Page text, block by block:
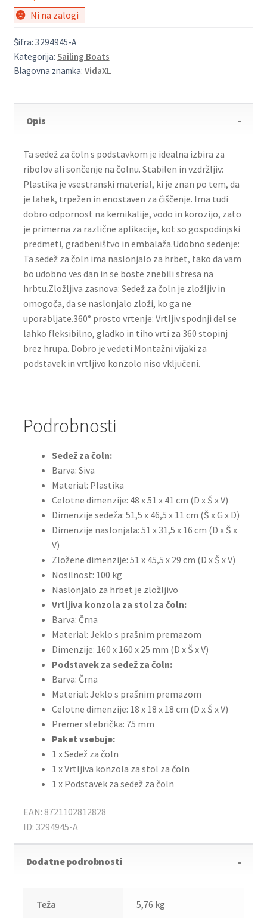
Ni na zalogi
Šifra: 3294945-A
Kategorija: Sailing Boats
Blagovna znamka: VidaXL
Opis
Ta sedež za čoln s podstavkom je idealna izbira za
ribolov ali sončenje na čolnu. Stabilen in vzdržljiv:
Plastika je vsestranski material, ki je znan po tem, da
je lahek, trpežen in enostaven za čiščenje. Ima tudi
dobro odpornost na kemikalije, vodo in korozijo, zato
je primerna za različne aplikacije, kot so gospodinjski
predmeti, gradbeništvo in embalaža.Udobno sedenje:
Ta sedež za čoln ima naslonjalo za hrbet, tako da vam
bo udobno ves dan in se boste znebili stresa na
hrbtu.Zložljiva zasnova: Sedež za čoln je zložljiv in
omogoča, da se naslonjalo zloži, ko ga ne
uporabljate.360° prosto vrtenje: Vrtljiv spodnji del se
lahko fleksibilno, gladko in tiho vrti za 360 stopinj
brez hrupa. Dobro je vedeti:Montažni vijaki za
podstavek in vrtljivo konzolo niso vključeni.
Podrobnosti
Sedež za čoln:
Barva: Siva
Material: Plastika
Celotne dimenzije: 48 x 51 x 41 cm (D x Š x V)
Dimenzije sedeža: 51,5 x 46,5 x 11 cm (Š x G x D)
Dimenzije naslonjala: 51 x 31,5 x 16 cm (D x Š x
V)
Zložene dimenzije: 51 x 45,5 x 29 cm (D x Š x V)
Nosilnost: 100 kg
Naslonjalo za hrbet je zložljivo
Vrtljiva konzola za stol za čoln:
Barva: Črna
Material: Jeklo s prašnim premazom
Dimenzije: 160 x 160 x 25 mm (D x Š x V)
Podstavek za sedež za čoln:
Barva: Črna
Material: Jeklo s prašnim premazom
Celotne dimenzije: 18 x 18 x 18 cm (D x Š x V)
Premer stebrička: 75 mm
Paket vsebuje:
1 x Sedež za čoln
1 x Vrtljiva konzola za stol za čoln
1 x Podstavek za sedež za čoln
EAN: 8721102812828
ID: 3294945-A
Dodatne podrobnosti
Teža 5,76 kg